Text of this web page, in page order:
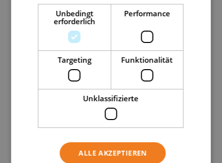
erst Monate oder sogar Jahre später.
Wenn beide Daumen betroffen sind, fallen viele
Alltagsbewegungen noch schwerer, weil Kraft
und Beweglichkeit auf beiden Seiten weiter
Häufig tritt eine Rhizarthrose bei älteren Frauen
auf. Auch Menschen, die ihre Hände beruflich
oder privat stark und gleichmäßig belasten,
Unbedingt
erforderlich
Performance
Targeting Funktionalität
Unklassifizierte
ALLE AKZEPTIEREN